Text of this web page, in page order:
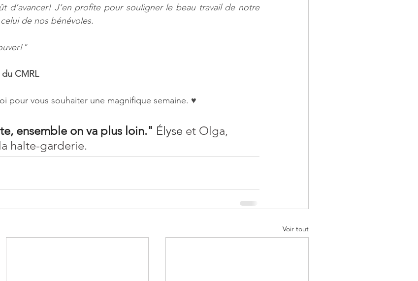
d’avancer! J’en profite pour souligner le beau travail de notre
de nos bénévoles.
CMRL
pour vous souhaiter une magnifique semaine. ♥
ensemble on va plus loin." Élyse et Olga,
halte-garderie.
Voir tout